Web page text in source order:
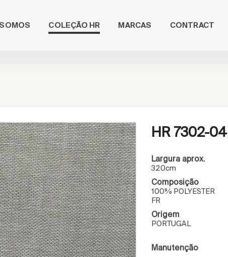
COLEÇÃO HR MARCAS CONTRACT
HR 7302-04
Largura aprox.
320cm
Composição
100% POLYESTER
FR
Origem
PORTUGAL
Manutenção